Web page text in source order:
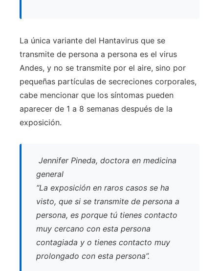
La única variante del Hantavirus que se
transmite de persona a persona es el virus
Andes, y no se transmite por el aire, sino por
pequeñas partículas de secreciones corporales,
cabe mencionar que los síntomas pueden
aparecer de 1 a 8 semanas después de la
exposición.
Jennifer Pineda, doctora en medicina
general
“La exposición en raros casos se ha
visto, que si se transmite de persona a
persona, es porque tú tienes contacto
muy cercano con esta persona
contagiada y o tienes contacto muy
prolongado con esta persona”.